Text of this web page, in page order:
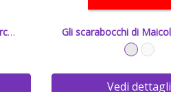
Gli scarabocchi di Maicol & Mirco - 4
Vedi dettagli